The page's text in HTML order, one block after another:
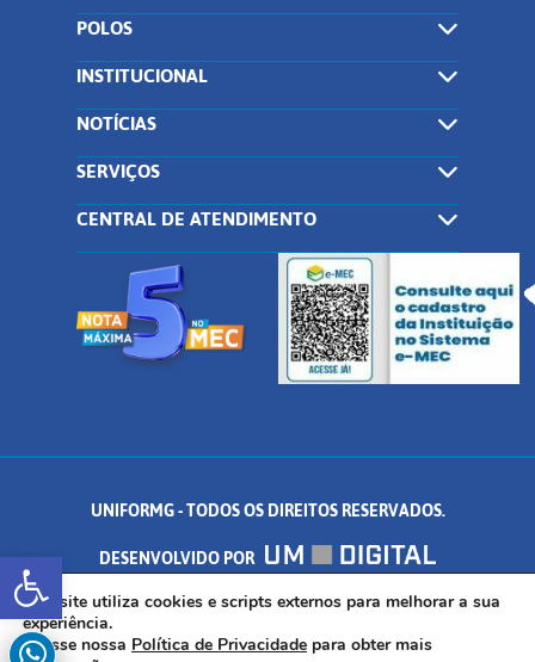
Abrir a barra de ferramentas
POLOS
INSTITUCIONAL
NOTÍCIAS
SERVIÇOS
CENTRAL DE ATENDIMENTO
UNIFORMG - TODOS OS DIREITOS RESERVADOS.
DESENVOLVIDO POR
AV. DR. ARNALDO DE SENNA, 328 - PALMEIRAS, FORMIGA/MG - CEP:
35.574.530
Este site utiliza cookies e scripts externos para melhorar a sua
experiência.
Acesse nossa Política de Privacidade para obter mais